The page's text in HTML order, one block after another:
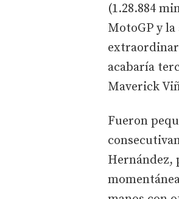
(1.28.884
MotoGP y
acabaría
Maverick
Fueron
Hernández,